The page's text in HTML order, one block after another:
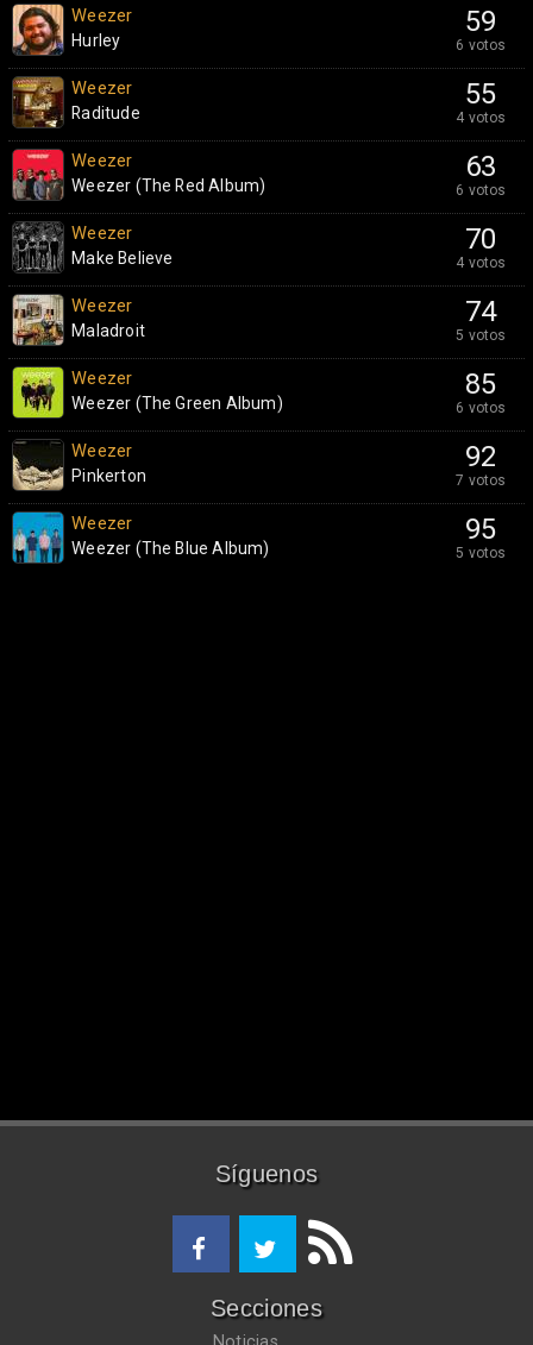
59
6 votos
Weezer
Hurley
55
4 votos
Weezer
Raditude
63
6 votos
Weezer
Weezer (The Red Album)
70
4 votos
Weezer
Make Believe
74
5 votos
Weezer
Maladroit
85
6 votos
Weezer
Weezer (The Green Album)
92
7 votos
Weezer
Pinkerton
95
5 votos
Weezer
Weezer (The Blue Album)
Síguenos
Secciones
Noticias